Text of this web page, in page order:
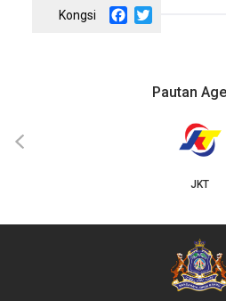
Facebook
Pautan
JKT
‹